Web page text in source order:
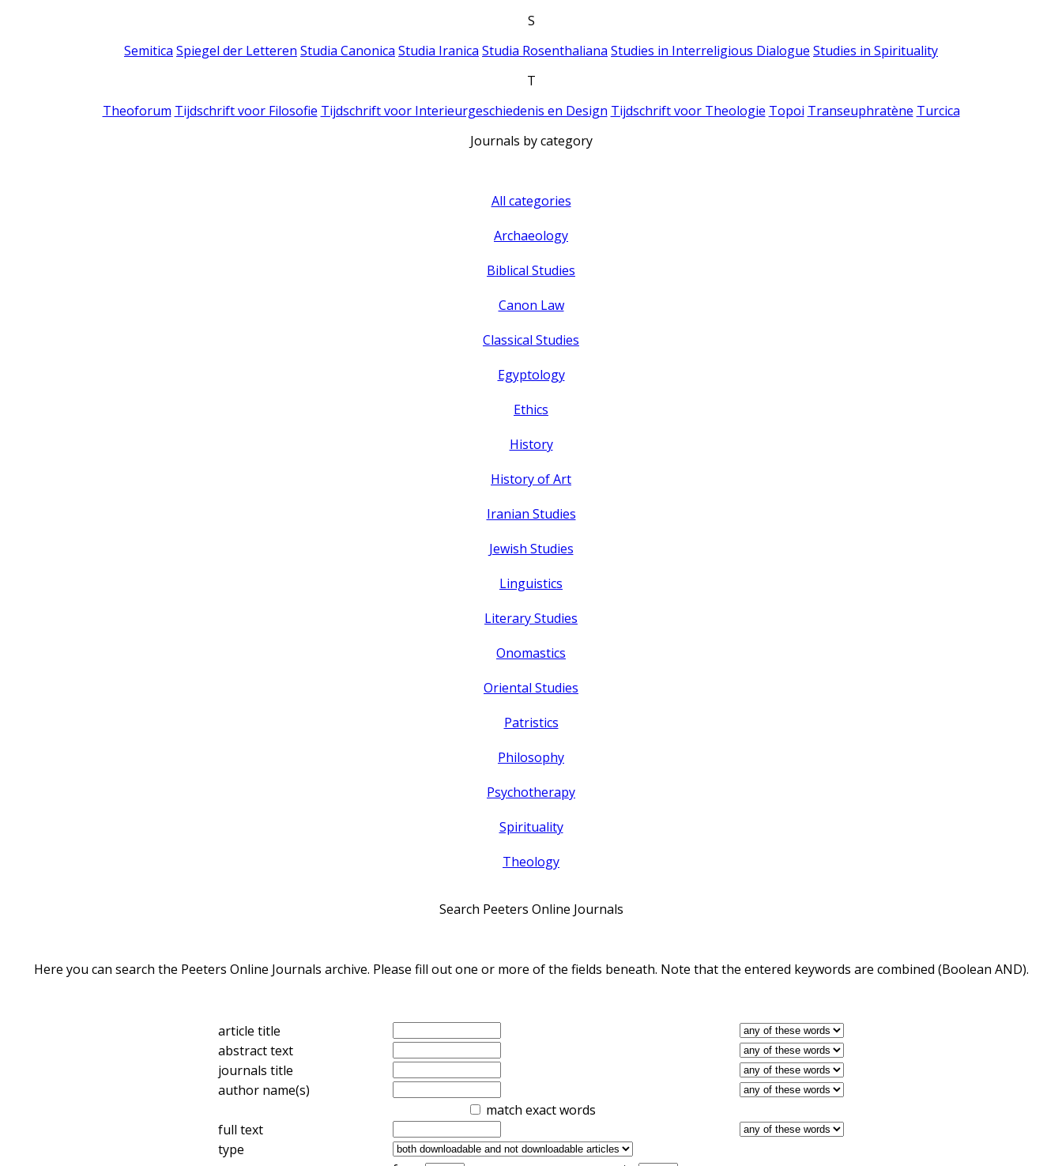
S
Semitica Spiegel der Letteren Studia Canonica Studia Iranica Studia Rosenthaliana Studies in Interreligious Dialogue Studies in Spirituality
T
Theoforum Tijdschrift voor Filosofie Tijdschrift voor Interieurgeschiedenis en Design Tijdschrift voor Theologie Topoi Transeuphratène Turcica
Journals by category
All categories
Archaeology
Biblical Studies
Canon Law
Classical Studies
Egyptology
Ethics
History
History of Art
Iranian Studies
Jewish Studies
Linguistics
Literary Studies
Onomastics
Oriental Studies
Patristics
Philosophy
Psychotherapy
Spirituality
Theology
Search Peeters Online Journals
Here you can search the Peeters Online Journals archive. Please fill out one or more of the fields beneath. Note that the entered keywords are combined (Boolean AND).
article title
abstract text
journals title
author name(s)
match exact words
full text
type